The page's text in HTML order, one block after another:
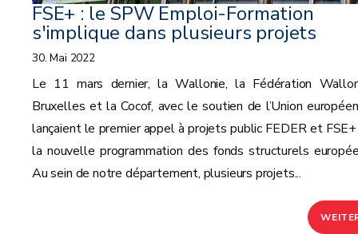
FSE+ : le SPW Emploi-Formation
s'implique dans plusieurs projets
30. Mai 2022
Le 11 mars dernier, la Wallonie, la Fédération
Bruxelles et la Cocof, avec le soutien de l’Union
lançaient le premier appel à projets public FEDER et
la nouvelle programmation des fonds structurels
Au sein de notre département, plusieurs projets...